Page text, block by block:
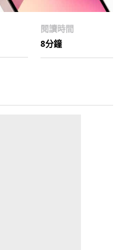
閱讀時間
8分鐘